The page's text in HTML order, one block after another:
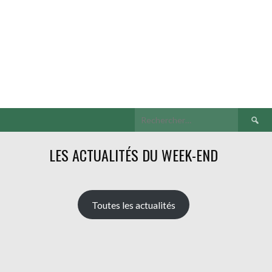
LES ACTUALITÉS DU WEEK-END
Toutes les actualités